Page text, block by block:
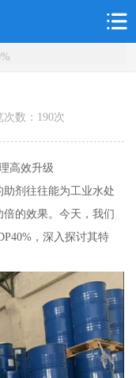
数： 190次
高效升级
剂往往能为工业水处
的效果。今天，我们
，深入探讨其特